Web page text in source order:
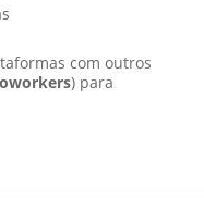
com outros
) para